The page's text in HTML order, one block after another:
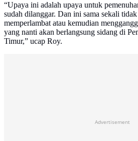
“Upaya ini adalah upaya untuk
sudah dilanggar. Dan ini sama sekali
memperlambat atau kemudian
yang nanti akan berlangsung sidang di
Timur,” ucap Roy.
Advertisement